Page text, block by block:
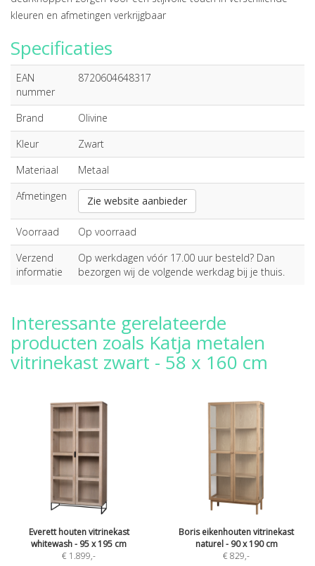
kleuren en afmetingen verkrijgbaar
Specificaties
EAN
nummer
8720604648317
Brand
Olivine
Kleur
Zwart
Materiaal
Metaal
Afmetingen
Zie website aanbieder
Voorraad
Op voorraad
Verzend
informatie
Op werkdagen vóór 17.00 uur besteld? Dan
bezorgen wij de volgende werkdag bij je thuis.
Interessante gerelateerde
producten zoals Katja metalen
vitrinekast zwart - 58 x 160 cm
Everett houten vitrinekast
whitewash - 95 x 195 cm
€ 1.899,-
Boris eikenhouten vitrinekast
naturel - 90 x 190 cm
€ 829,-